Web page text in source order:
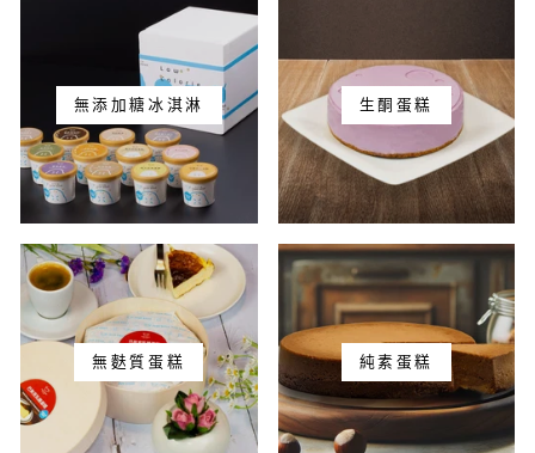
無添加糖冰淇淋 生酮蛋糕
無麩質蛋糕 純素蛋糕